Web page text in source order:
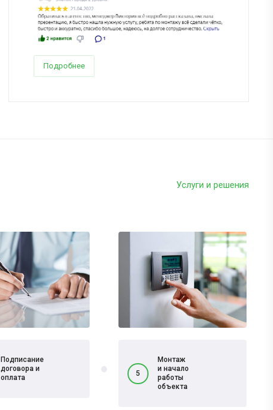
Подробнее
Услуги и решения
Подписание
договора и
оплата
5
Монтаж
и начало
работы
объекта